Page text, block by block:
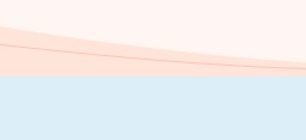
文